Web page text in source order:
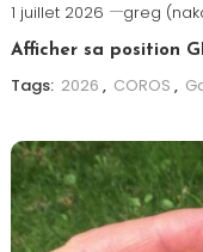
1 juillet 2026 greg
Afficher sa position
Tags: 2026 , COROS ,